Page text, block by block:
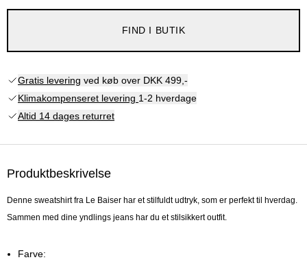
FIND I BUTIK
Gratis levering ved køb over DKK 499,-
Klimakompenseret levering 1-2 hverdage
Altid 14 dages returret
Produktbeskrivelse
Denne sweatshirt fra Le Baiser har et stilfuldt udtryk, som er perfekt til hverdag.
Sammen med dine yndlings jeans har du et stilsikkert outfit.
Farve: